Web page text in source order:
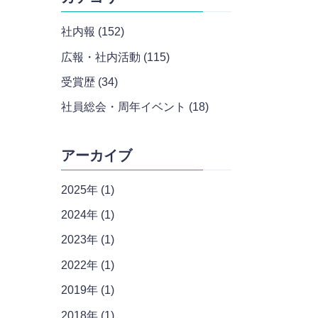
社内報 (152)
広報・社内活動 (115)
受賞歴 (34)
社員総会・周年イベント (18)
アーカイブ
2025年 (1)
2024年 (1)
2023年 (1)
2022年 (1)
2019年 (1)
2018年 (1)